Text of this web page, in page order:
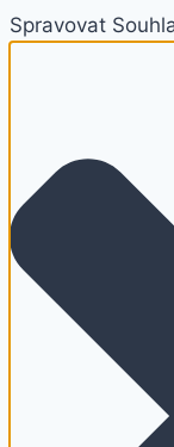
Spravovat